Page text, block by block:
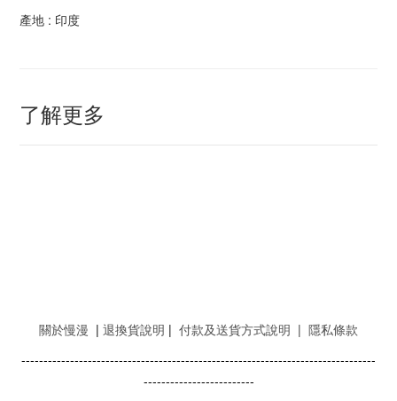
產地 : 印度
了解更多
關於慢漫 | 退換貨說明 | 付款及送貨方式說明 | 隱私條款
--------------------------------------------------------------------------------
-------------------------